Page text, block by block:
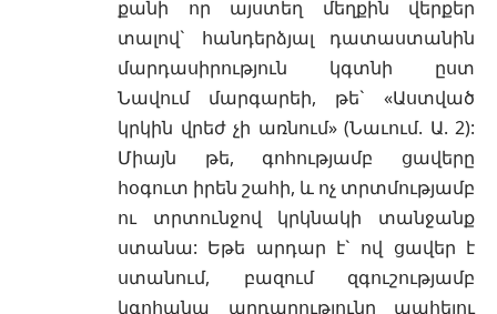
քանի որ այստեղ մեղքին վերքեր
տալով` հանդերձյալ դատաստանին
մարդասիրություն կգտնի ըստ
Նավում մարգարեի, թե` «Աստված
կրկին վրեժ չի առնում» (Նաւում. Ա. 2):
Միայն թե, գոհությամբ ցավերը
հօգուտ իրեն շահի, և ոչ տրտմությամբ
ու տրտունջով կրկնակի տանջանք
ստանա: Եթե արդար է` ով ցավեր է
ստանում, բազում զգուշությամբ
կգոհանա արդարությունը պահելու